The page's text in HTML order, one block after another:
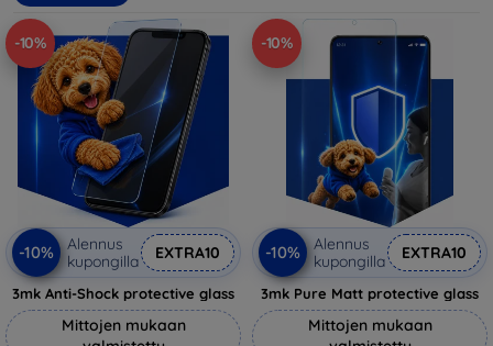
-10%
-10%
Alennus
kupongilla
EXTRA10
3mk Anti-Shock protective glass
Mittojen mukaan
-10%
-10%
Alennus
kupongilla
EXTRA10
3mk Pure Matt protective glass
Mittojen mukaan